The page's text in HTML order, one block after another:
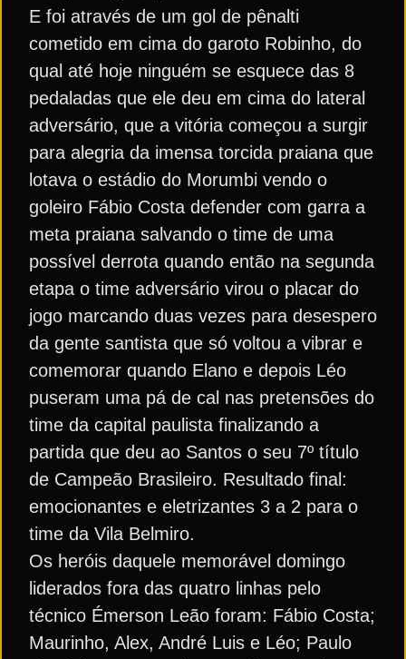
E foi através de um gol de pênalti
cometido em cima do garoto Robinho, do
qual até hoje ninguém se esquece das 8
pedaladas que ele deu em cima do lateral
adversário, que a vitória começou a surgir
para alegria da imensa torcida praiana que
lotava o estádio do Morumbi vendo o
goleiro Fábio Costa defender com garra a
meta praiana salvando o time de uma
possível derrota quando então na segunda
etapa o time adversário virou o placar do
jogo marcando duas vezes para desespero
da gente santista que só voltou a vibrar e
comemorar quando Elano e depois Léo
puseram uma pá de cal nas pretensões do
time da capital paulista finalizando a
partida que deu ao Santos o seu 7º título
de Campeão Brasileiro. Resultado final:
emocionantes e eletrizantes 3 a 2 para o
time da Vila Belmiro.
Os heróis daquele memorável domingo
liderados fora das quatro linhas pelo
técnico Émerson Leão foram: Fábio Costa;
Maurinho, Alex, André Luis e Léo; Paulo